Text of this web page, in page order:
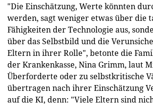
"Die Einschätzung, Werte könnten
werden, sagt weniger etwas über die
Fähigkeiten der Technologie aus,
über das Selbstbild und die
Eltern in ihrer Rolle", betonte die
der Krankenkasse, Nina Grimm, laut
Überforderte oder zu selbstkritische
übertragen nach ihrer Einschätzung
auf die KI, denn: "Viele Eltern sind